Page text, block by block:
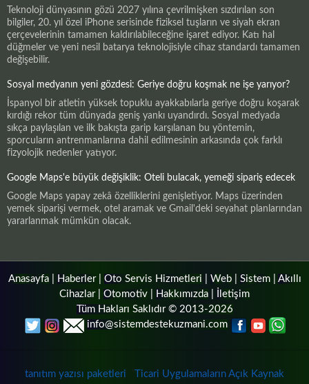
Teknoloji dünyasının gözü 2027 yılına çevrilmişken sızdırılan son
bilgiler, 20. yıl özel iPhone serisinde fiziksel tuşların ve siyah ekran
çerçevelerinin tamamen kaldırılabileceğine işaret ediyor. Katı hal
düğmeler ve yeni nesil batarya teknolojisiyle cihaz standardı tamamen
değişebilir.
Sosyal medyanın yeni gözdesi: Geriye doğru koşmak ne işe yarıyor?
İspanyol bir atletin yüksek topuklu ayakkabılarla geriye doğru koşarak
kırdığı rekor tüm dünyada geniş yankı uyandırdı. Sosyal medyada
sıkça paylaşılan ve ilk bakışta garip karşılanan bu yöntemin,
sporcuların antrenmanlarına dahil edilmesinin arkasında çok farklı
fizyolojik nedenler yatıyor.
Google Maps'e büyük değişiklik: Oteli bulacak, yemeği sipariş edecek
Google Maps yapay zekâ özelliklerini genişletiyor. Maps üzerinden
yemek siparişi vermek, otel aramak ve Gmail'deki seyahat planlarından
yararlanmak mümkün olacak.
Anasayfa| Haberler| Oto Servis Hizmetleri Web| Sistem| Akıllı
Cihazlar| Otomotiv Hakkımızda
İletişim
Tüm Hakları Saklıdır © 2013-2026
info@sistemdestekuzmani.com
tanıtım yazısı paketleri Ticari Uygulamaların Açık Kaynak